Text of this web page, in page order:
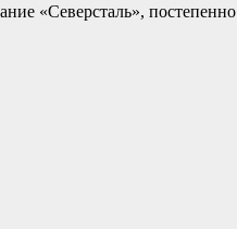
«Северсталь», постепенно